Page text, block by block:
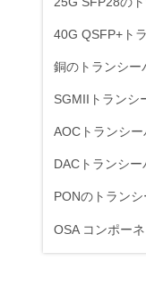
40G QSFP+ト
銅のトランシー
SGMIIトランシ
AOCトランシー
DACトランシー
PONのトランシ
OSA コンポーネ